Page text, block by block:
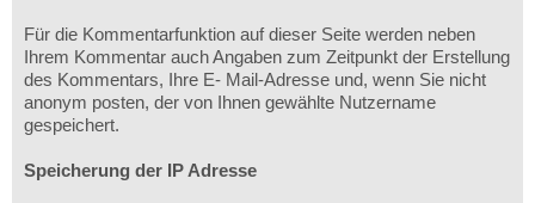
Für die Kommentarfunktion auf dieser Seite werden neben
Ihrem Kommentar auch Angaben zum Zeitpunkt der Erstellung
des Kommentars, Ihre E- Mail-Adresse und, wenn Sie nicht
anonym posten, der von Ihnen gewählte Nutzername
gespeichert.
Speicherung der IP Adresse